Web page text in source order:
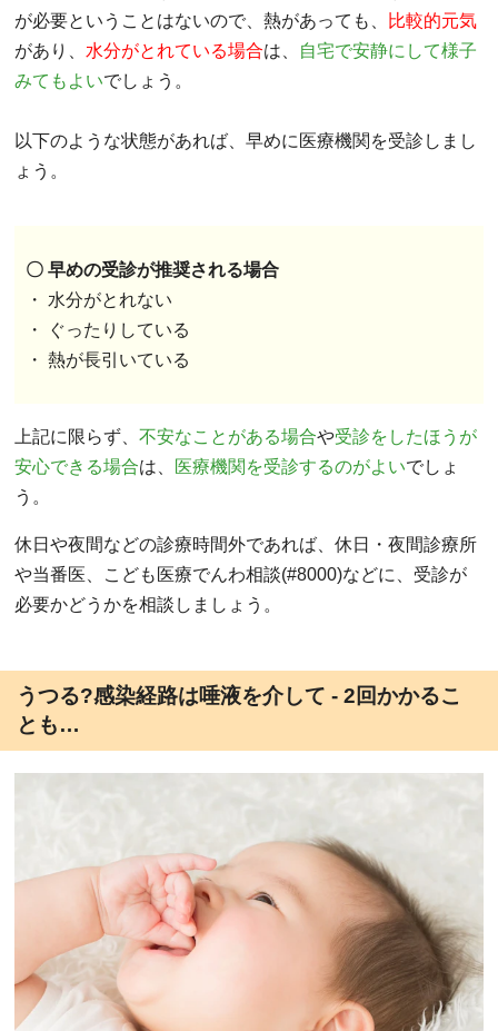
が必要ということはないので、熱があっても、
比較的元気
があり、 水分がとれている場合は、
自宅で安静にして様子
みてもよいでしょう。
以下のような状態があれば、早めに医療機関を受診しまし
ょう。
〇 早めの受診が推奨される場合
・ 水分がとれない
・ ぐったりしている
・ 熱が長引いている
上記に限らず、 不安なことがある場合や受診をしたほうが
安心できる場合は、 医療機関を受診するのがよいでしょ
う。
休日や夜間などの診療時間外であれば、休日・夜間診療所
や当番医、こども医療でんわ相談(#8000)などに、受診が
必要かどうかを相談しましょう。
うつる?感染経路は唾液を介して - 2回かかるこ
とも…